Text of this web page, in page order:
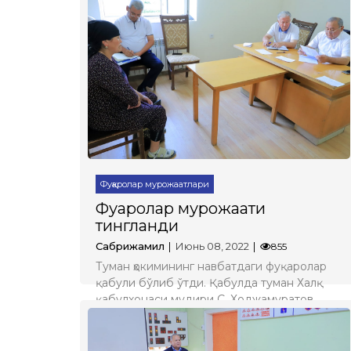
Фуқаролар мурожаатлари
Фуқаролар мурожаати
тингланди
Сабрижамил Июнь 08, 2022 855
Туман ҳокимининг навбатдаги фуқаролар
қабули бўлиб ўтди. Қабулда туман Халқ
қабулхонаси мудири С. Ходжамуратов,
туман ҳокими ўринбосарлари, тегишли
ташкилот раҳбарлари ва маъсуллар иштирок